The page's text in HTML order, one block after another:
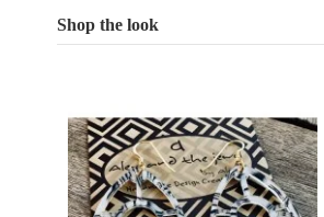
Shop the look